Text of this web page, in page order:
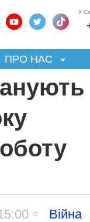
У
ПРО НАС
Війна